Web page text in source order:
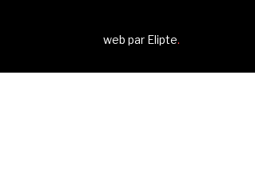
web par Elipte.